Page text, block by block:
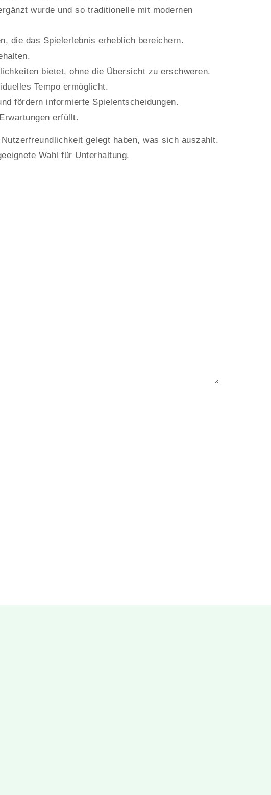
wurde und so traditionelle mit modernen
die das Spielerlebnis erheblich bereichern.
bietet, ohne die Übersicht zu erschweren.
Tempo ermöglicht.
fördern informierte Spielentscheidungen.
erfüllt.
gelegt haben, was sich auszahlt.
Wahl für Unterhaltung.